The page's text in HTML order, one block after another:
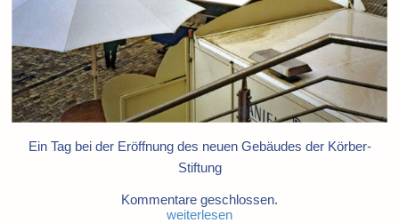
Ein Tag bei der Eröffnung des neuen Gebäudes der Körber-
Stiftung
Kommentare geschlossen.
weiterlesen